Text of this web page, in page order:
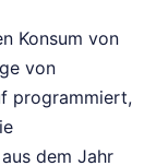
Konsum von
von
programmiert,
dem Jahr